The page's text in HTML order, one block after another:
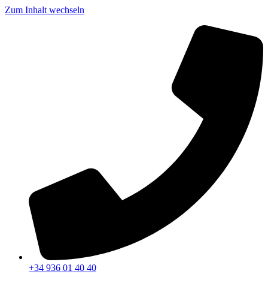
Zum Inhalt wechseln
+34 936 01 40 40